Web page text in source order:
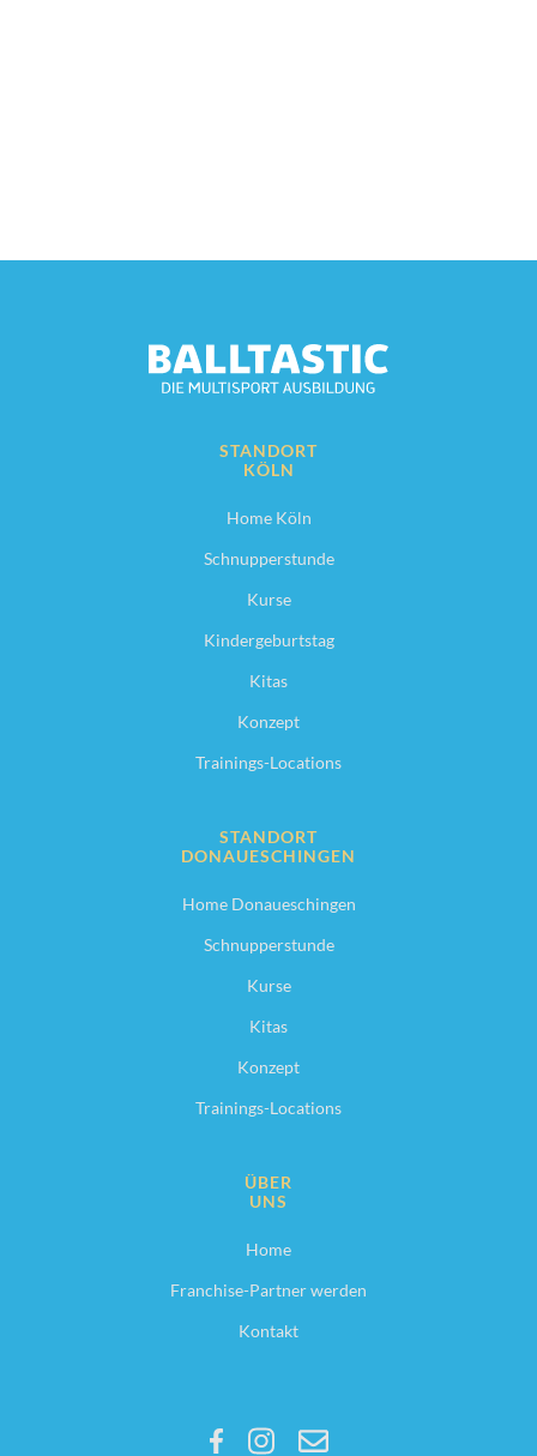
STANDORT
KÖLN
Home Köln
Schnupperstunde
Kurse
Kindergeburtstag
Kitas
Konzept
Trainings-Locations
STANDORT
DONAUESCHINGEN
Home Donaueschingen
Schnupperstunde
Kurse
Kitas
Konzept
Trainings-Locations
ÜBER
UNS
Home
Franchise-Partner werden
Kontakt